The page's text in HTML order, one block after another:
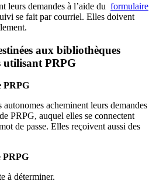
leurs demandes à l’aide du formulaire
se fait par courriel. Elles doivent
aux bibliothèques
utilisant PRPG
PRPG
acheminent leurs demandes
PRPG, auquel elles se connectent
de passe. Elles reçoivent aussi des
PRPG
à déterminer.